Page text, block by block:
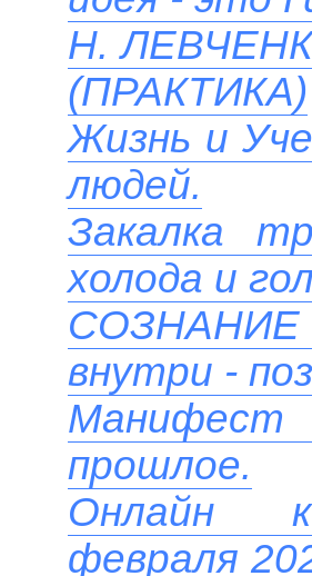
Н.
(ПРАКТИКА)
Жизнь и
людей.
Закалка
холода и
внутри -
прошлое.
Онлайн
февраля